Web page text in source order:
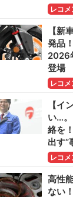
レコメ
【新
発品
2026
登場
レコメ
【イ
い…
絡を
出す“
レコメ
高性
ない